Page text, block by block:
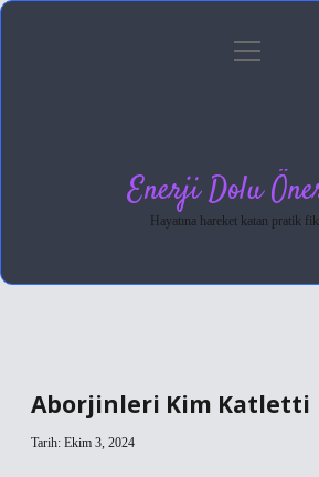
Gizlilik Politikası
menüyü
Enerji Dolu
Hayatına hareket katan pratik
Aborjinleri Kim Katletti
Tarih: Ekim 3, 2024